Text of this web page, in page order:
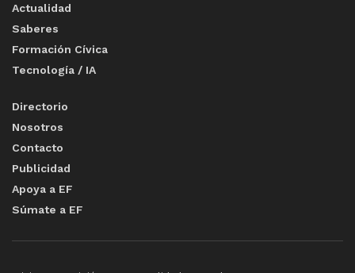
Actualidad
Saberes
Formación Cívica
Tecnología / IA
Directorio
Nosotros
Contacto
Publicidad
Apoya a EF
Súmate a EF